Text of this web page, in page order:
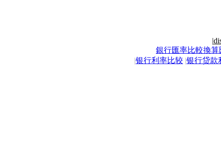
|
銀行匯率比較換算
|银行利率比较 |银行贷款